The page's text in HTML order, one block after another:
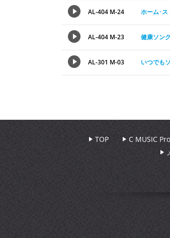
AL-404 M-24 ホーム･ス
AL-404 M-23 健康ソン
AL-301 M-03 いつでも
TOP C MUSIC